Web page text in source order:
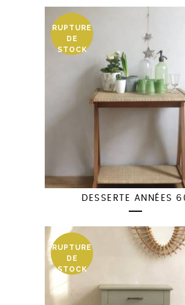
RUPTURE
DE
STOCK
DESSERTE ANNÉES
RUPTURE
DE
STOCK